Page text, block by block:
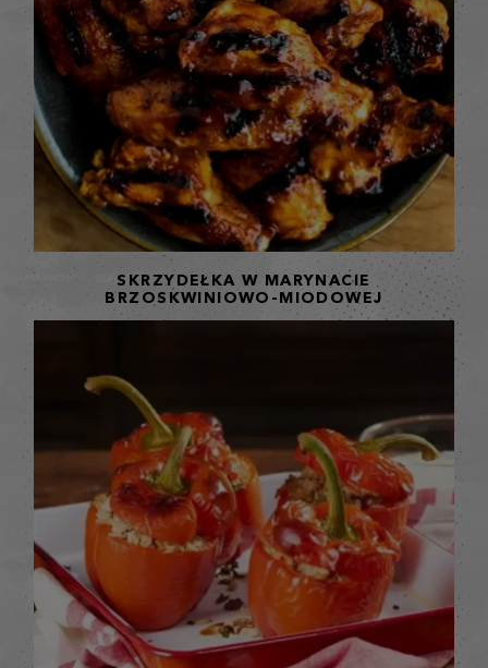
SKRZYDEŁKA W MARYNACIE
BRZOSKWINIOWO-MIODOWEJ